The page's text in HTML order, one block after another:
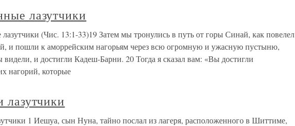
лазутчики
(Чис. 13:1-33)19 Затем мы тронулись в путь от горы Синай, как повелел
и пошли к аморрейским нагорьям через всю огромную и ужасную пустыню,
и достигли Кадеш-Барни. 20 Тогда я сказал вам: «Вы достигли
нагорий, которые
лазутчики
1 Иешуа, сын Нуна, тайно послал из лагеря, расположенного в Шиттиме,